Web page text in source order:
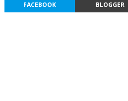
FACEBOOK BLOGGER